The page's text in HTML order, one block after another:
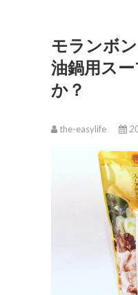
モランボ
油鍋用ス
か？
the-easylife